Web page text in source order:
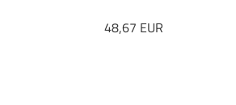
48,67 EUR